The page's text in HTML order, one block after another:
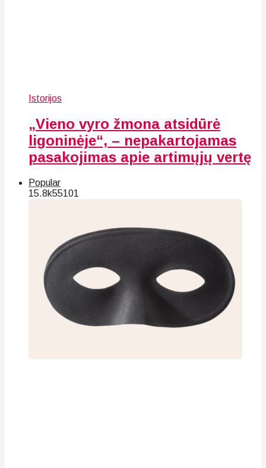
Istorijos
„Vieno vyro žmona atsidūrė
ligoninėje“, – nepakartojamas
pasakojimas apie artimųjų vertę
Popular
15.8k55101